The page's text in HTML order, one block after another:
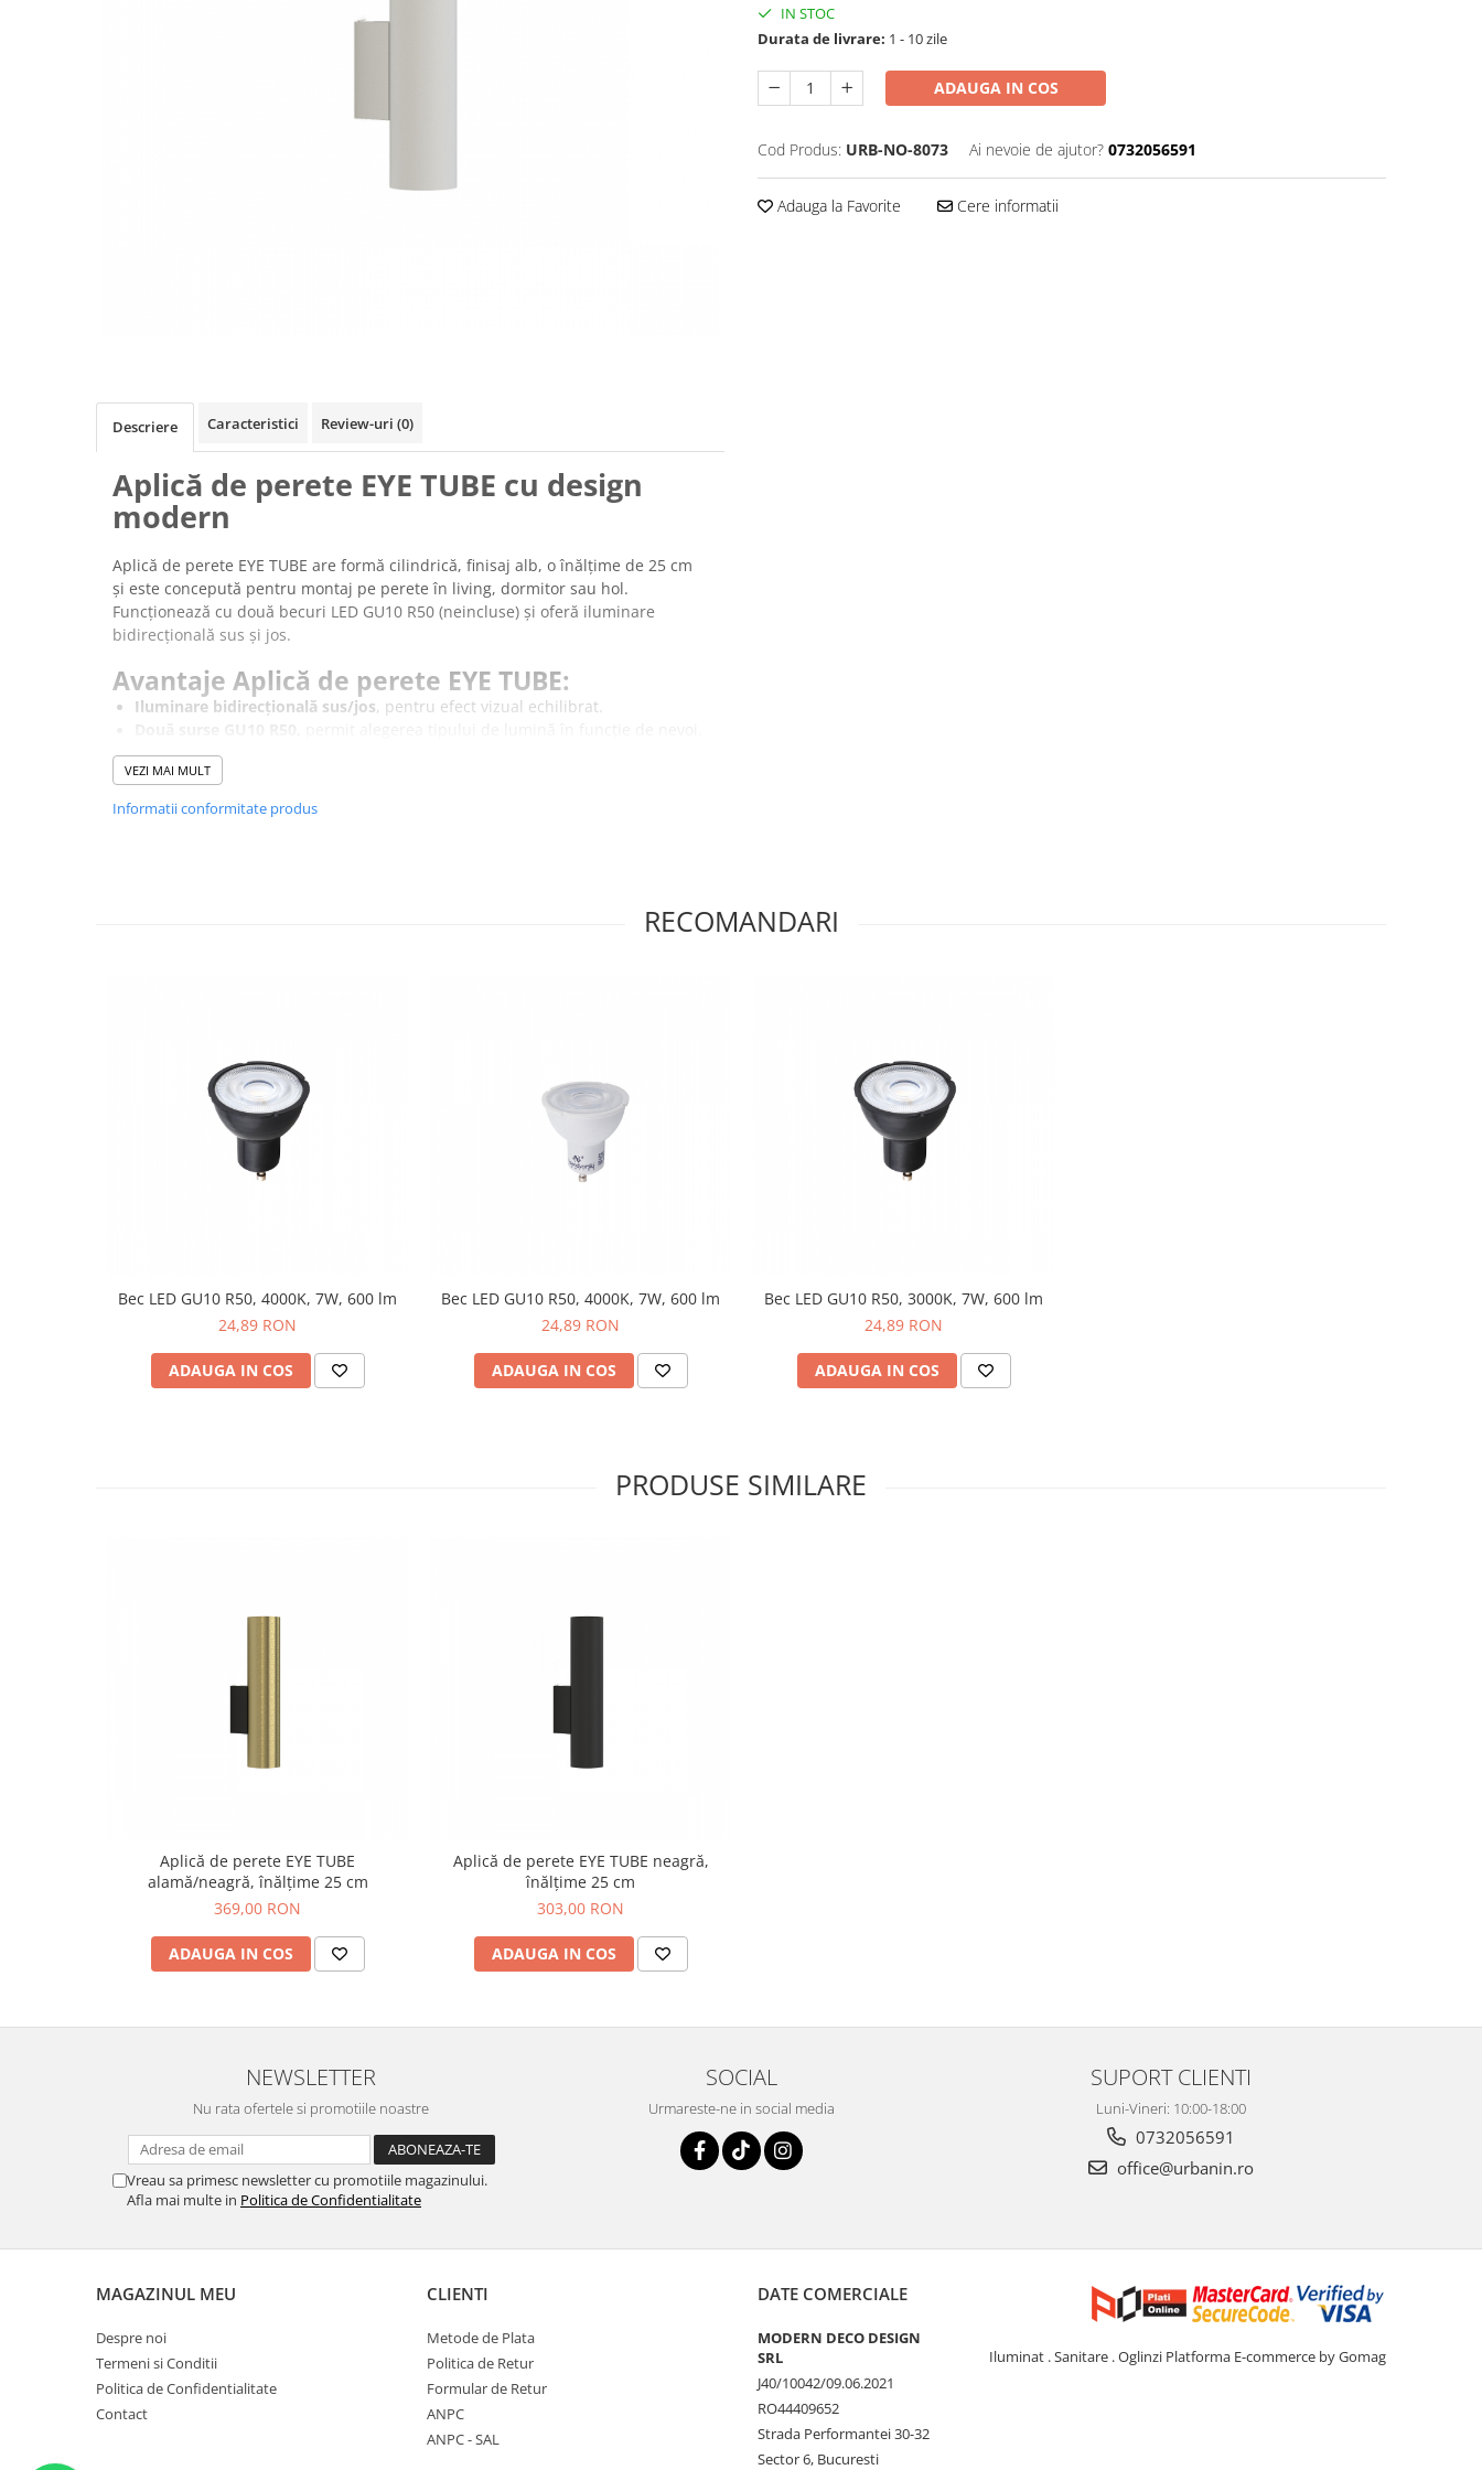
IN STOC
Durata de livrare: 1 - 10 zile
ADAUGA IN COS
Cod Produs: URB-NO-8073 Ai nevoie de ajutor? 0732056591
Adauga la Favorite Cere informatii
Descriere Caracteristici Review-uri (0)
Aplică de perete EYE TUBE cu design
modern
Aplică de perete EYE TUBE are formă cilindrică, finisaj alb, o înălțime de 25 cm
și este concepută pentru montaj pe perete în living, dormitor sau hol.
Funcționează cu două becuri LED GU10 R50 (neincluse) și oferă iluminare
bidirecțională sus și jos.
Avantaje Aplică de perete EYE TUBE:
Iluminare bidirecțională sus/jos, pentru efect vizual echilibrat.
Corp din oțel vopsit,
Montaj pe perete
VEZI MAI MULT
Informatii conformitate produs
RECOMANDARI
Bec LED GU10 R50, 4000K, 7W, 600 lm
24,89 RON
ADAUGA IN COS
Bec LED GU10 R50, 4000K, 7W, 600 lm
24,89 RON
ADAUGA IN COS
Bec LED GU10 R50, 3000K, 7W, 600 lm
24,89 RON
ADAUGA IN COS
PRODUSE SIMILARE
Aplică de perete EYE TUBE
alamă/neagră, înălțime 25 cm
369,00 RON
ADAUGA IN COS
Aplică de perete EYE TUBE neagră,
înălțime 25 cm
303,00 RON
ADAUGA IN COS
NEWSLETTER
Nu rata ofertele si promotiile noastre
Vreau sa primesc newsletter cu promotiile magazinului.
Afla mai multe in Politica de Confidentialitate
SOCIAL
Urmareste-ne in social media
SUPORT CLIENTI
Luni-Vineri: 10:00-18:00
0732056591
office@urbanin.ro
MAGAZINUL MEU
Despre noi
Termeni si Conditii
Politica de Confidentialitate
Contact
CLIENTI
Metode de Plata
Politica de Retur
Formular de Retur
ANPC
ANPC - SAL
DATE COMERCIALE
MODERN DECO DESIGN
SRL
J40/10042/09.06.2021
RO44409652
Strada Performantei 30-32
Sector 6, Bucuresti
Iluminat . Sanitare . Oglinzi Platforma E-commerce by Gomag